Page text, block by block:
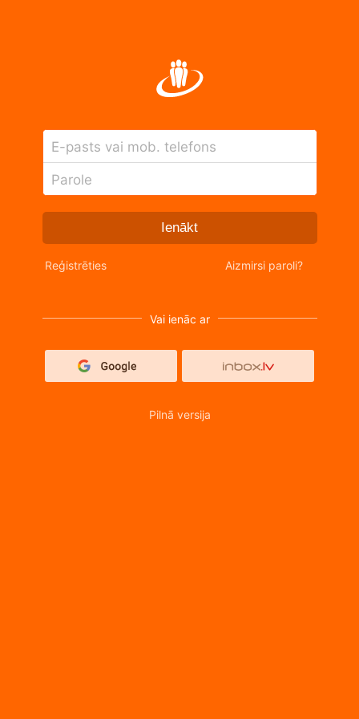
E-pasts vai mob. telefons
Parole
Ienākt
Reģistrēties Aizmirsi paroli?
Vai ienāc ar
Pilnā versija